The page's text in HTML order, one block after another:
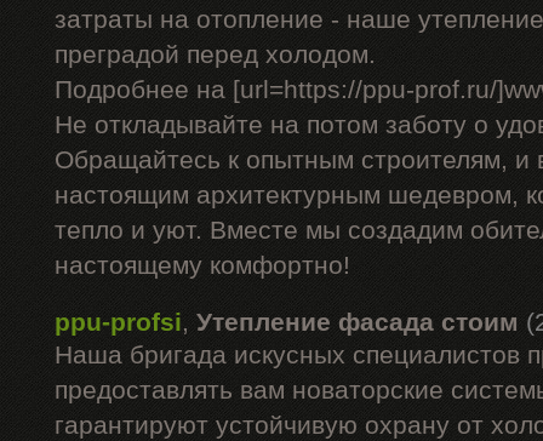
затраты на отопление - наше
преградой перед холодом.
Подробнее на [url=https://ppu-prof.ru/
Не откладывайте на потом заботу о
Обращайтесь к опытным строителям, и
настоящим архитектурным шедевром,
тепло и уют. Вместе мы создадим
настоящему комфортно!
ppu-profsi, Утепление фасада стоим
Наша бригада искусных специалистов
предоставлять вам новаторские
гарантируют устойчивую охрану от